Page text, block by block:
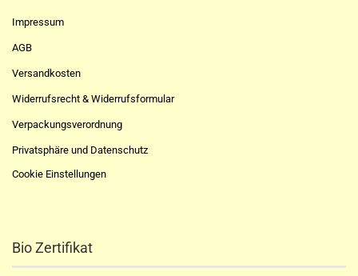
Impressum
AGB
Versandkosten
Widerrufsrecht & Widerrufsformular
Verpackungsverordnung
Privatsphäre und Datenschutz
Cookie Einstellungen
Bio Zertifikat